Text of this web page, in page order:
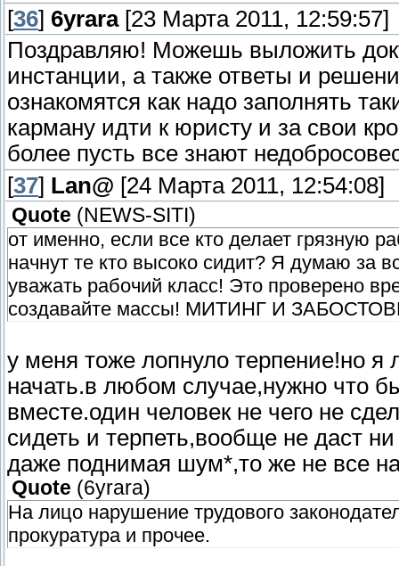
[36] 6yrara[23 Марта 2011, 12:59:57]
Поздравляю! Можешь выложить
инстанции, а также ответы и
ознакомятся как надо заполнять
карману идти к юристу и за свои
более пусть все знают
[37] Lan@ [24 Марта 2011, 12:54:08]
Quote (NEWS-SITI)
от именно, если все кто делает грязную
начнут те кто высоко сидит? Я думаю за
уважать рабочий класс! Это проверено
создавайте массы! МИТИНГ И
у меня тоже лопнуло терпение!но я
начать.в любом случае,нужно что
вместе.один человек не чего не
сидеть и терпеть,вообще не даст ни
даже поднимая шум*,то же не все
Quote (6yrara)
На лицо нарушение трудового
прокуратура и прочее.